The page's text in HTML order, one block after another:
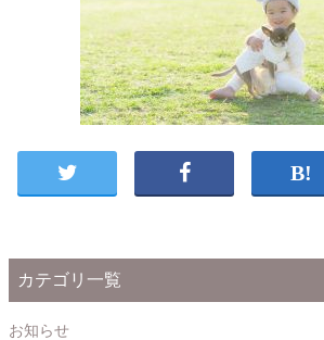
カテゴリ一覧
お知らせ